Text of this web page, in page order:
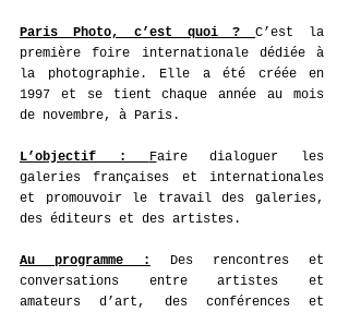
Paris Photo, c’est quoi ? C’est la
première foire internationale dédiée à
la photographie. Elle a été créée en
1997 et se tient chaque année au mois
de novembre, à Paris.
L’objectif : Faire dialoguer les
galeries françaises et internationales
et promouvoir le travail des galeries,
des éditeurs et des artistes.
Au programme :
Des rencontres et
conversations entre artistes et
amateurs d’art, des conférences et